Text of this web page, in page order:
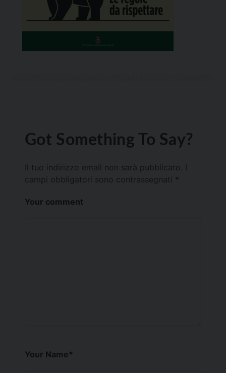
Got Something To Say?
Il tuo indirizzo email non sarà pubblicato.
campi obbligatori sono contrassegnati *
Your comment
Your Name*